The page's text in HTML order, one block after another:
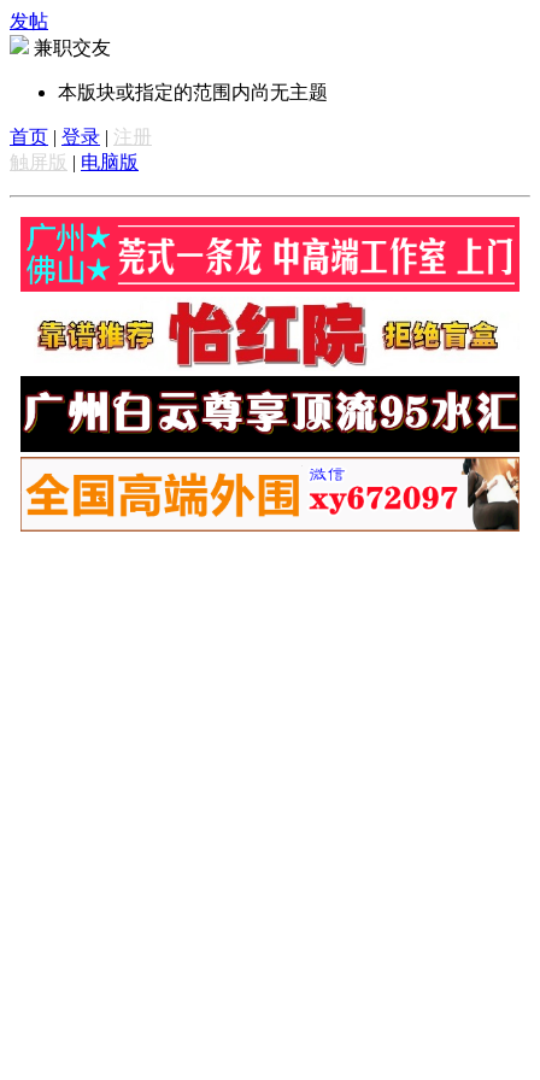
发帖
兼职交友
本版块或指定的范围内尚无主题
首页 | 登录 | 注册
触屏版 | 电脑版